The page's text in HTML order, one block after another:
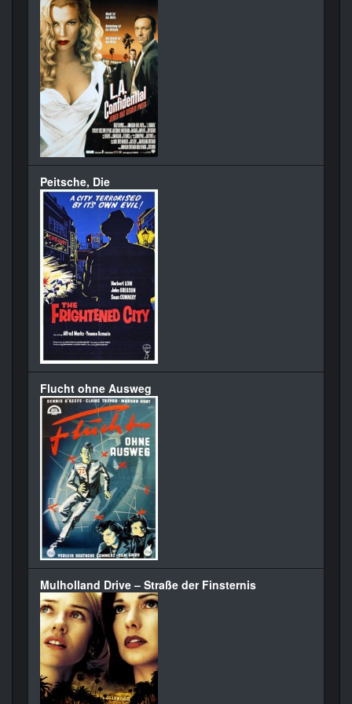
Peitsche, Die
Flucht ohne Ausweg
Mulholland Drive – Straße der Finsternis